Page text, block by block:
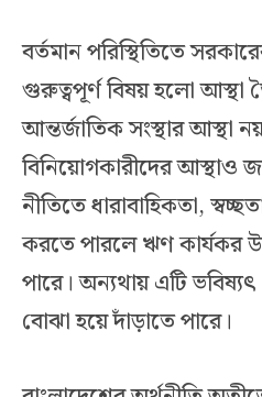
বর্তমান পরিস্থিতিতে
গুরুত্বপূর্ণ বিষয় হলো আস্থা
আন্তর্জাতিক সংস্থার আস্থা
বিনিয়োগকারীদের আস্থাও
নীতিতে ধারাবাহিকতা,
করতে পারলে ঋণ কার্যকর
পারে। অন্যথায় এটি
বোঝা হয়ে দাঁড়াতে পারে।